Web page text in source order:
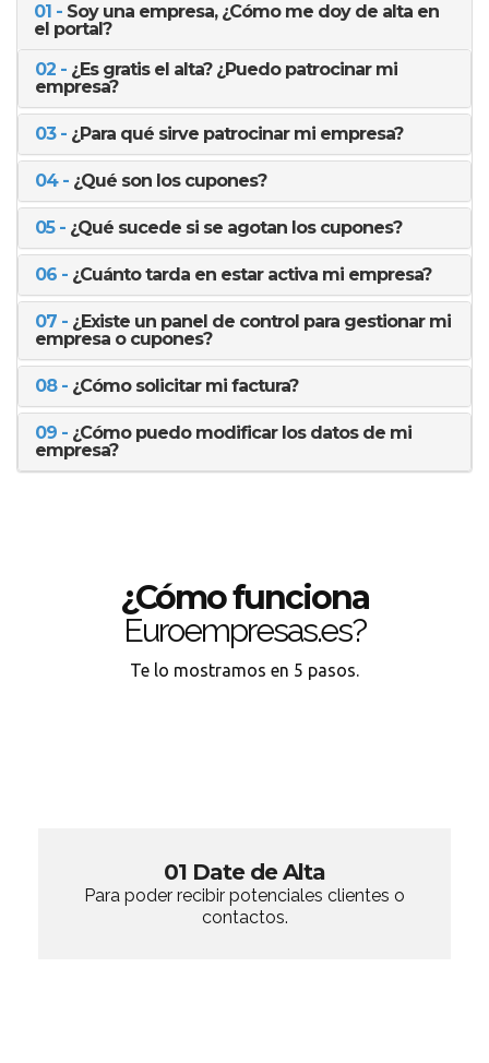
01 - Soy una empresa, ¿Cómo me doy de alta en
el portal?
02 - ¿Es gratis el alta? ¿Puedo patrocinar mi
empresa?
03 - ¿Para qué sirve patrocinar mi empresa?
04 - ¿Qué son los cupones?
05 - ¿Qué sucede si se agotan los cupones?
06 - ¿Cuánto tarda en estar activa mi empresa?
07 - ¿Existe un panel de control para gestionar mi
empresa o cupones?
08 - ¿Cómo solicitar mi factura?
09 - ¿Cómo puedo modificar los datos de mi
empresa?
¿Cómo funciona
Euroempresas.es?
Te lo mostramos en 5 pasos.
01 Date de Alta
Para poder recibir potenciales clientes o
contactos.